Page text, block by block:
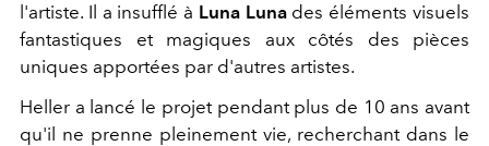
l'artiste. Il a insufflé à Luna Lunades éléments visuels
fantastiques et magiques aux côtés des pièces
uniques apportées par d'autres artistes.
Heller a lancé le projet pendant plus de 10 ans avant
qu'il ne prenne pleinement vie, recherchant dans le